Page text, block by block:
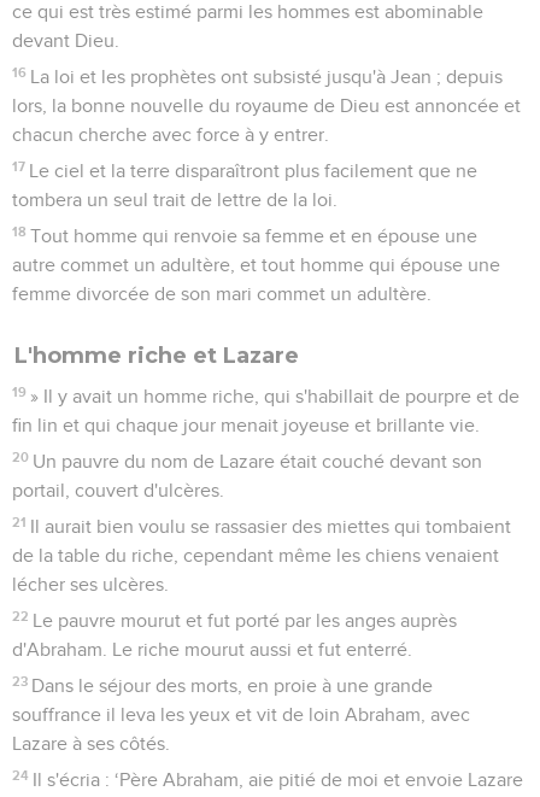
ce qui est très estimé parmi les hommes est abominable
devant Dieu.
16 La loi et les prophètes ont subsisté jusqu'à Jean ; depuis
lors, la bonne nouvelle du royaume de Dieu est annoncée et
chacun cherche avec force à y entrer.
17 Le ciel et la terre disparaîtront plus facilement que ne
tombera un seul trait de lettre de la loi.
18 Tout homme qui renvoie sa femme et en épouse une
autre commet un adultère, et tout homme qui épouse une
femme divorcée de son mari commet un adultère.
L'homme riche et Lazare
19 » Il y avait un homme riche, qui s'habillait de pourpre et de
fin lin et qui chaque jour menait joyeuse et brillante vie.
20 Un pauvre du nom de Lazare était couché devant son
portail, couvert d'ulcères.
21 Il aurait bien voulu se rassasier des miettes qui tombaient
de la table du riche, cependant même les chiens venaient
lécher ses ulcères.
22 Le pauvre mourut et fut porté par les anges auprès
d'Abraham. Le riche mourut aussi et fut enterré.
23 Dans le séjour des morts, en proie à une grande
souffrance il leva les yeux et vit de loin Abraham, avec
Lazare à ses côtés.
24 Il s'écria : ‘Père Abraham, aie pitié de moi et envoie Lazare